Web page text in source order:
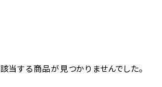
該当する商品が見つかりませんでした。